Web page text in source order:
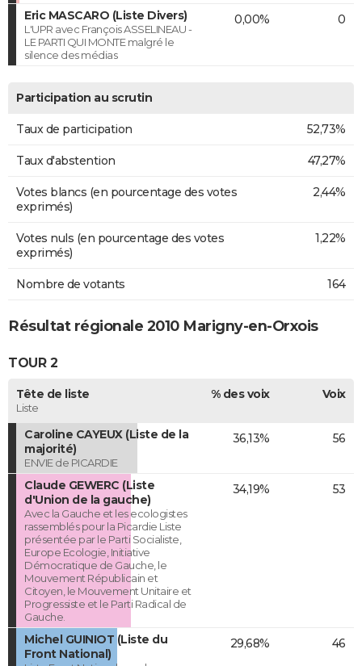
Eric MASCARO (Liste Divers)
L'UPR avec François ASSELINEAU -
LE PARTI QUI MONTE malgré le
silence des médias
0,00% 0
Participation au scrutin
Taux de participation 52,73%
Taux d'abstention 47,27%
Votes blancs (en pourcentage des votes
exprimés)
2,44%
Votes nuls (en pourcentage des votes
exprimés)
1,22%
Nombre de votants 164
Résultat régionale 2010 Marigny-en-Orxois
TOUR 2
Tête de liste
Liste
% des voix Voix
Caroline CAYEUX (Liste de la
majorité)
ENVIE de PICARDIE
36,13% 56
Claude GEWERC (Liste
d'Union de la gauche)
Avec la Gauche et les ecologistes
rassemblés pour la Picardie Liste
présentée par le Parti Socialiste,
Europe Ecologie, Initiative
Démocratique de Gauche, le
Mouvement Républicain et
Citoyen, le Mouvement Unitaire et
Progressiste et le Parti Radical de
Gauche.
34,19% 53
Michel GUINIOT (Liste du
Front National)
29,68% 46